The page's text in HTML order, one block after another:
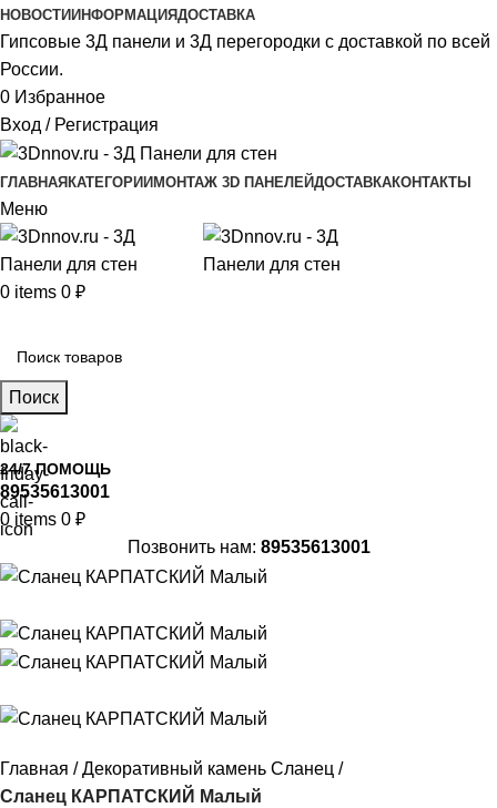
НОВОСТИ ИНФОРМАЦИЯДОСТАВКА
Гипсовые 3Д панели и 3Д перегородки с доставкой по всей
России.
0 Избранное
Вход / Регистрация
ГЛАВНАЯ КАТЕГОРИИ МОНТАЖ 3D ПАНЕЛЕЙДОСТАВКАКОНТАКТЫ
Меню
0 items 0 ₽
Поиск
24/7 ПОМОЩЬ
89535613001
0 items 0 ₽
Позвонить нам: 89535613001
Главная
Декоративный камень Сланец
Сланец КАРПАТСКИЙ Малый